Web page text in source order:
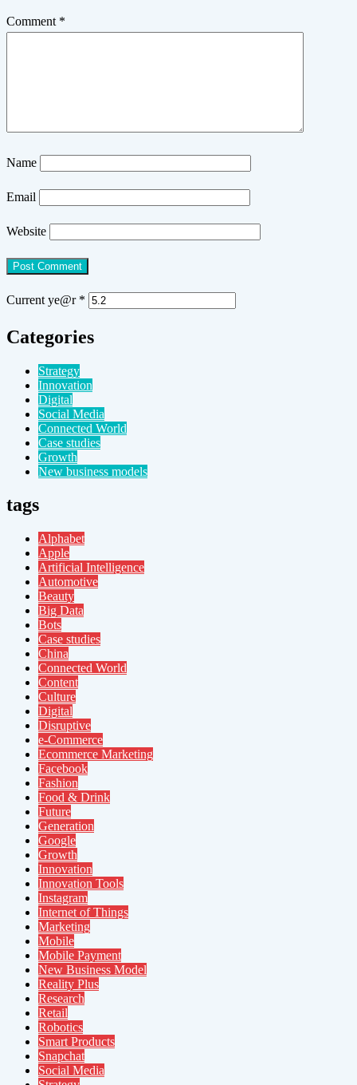
Comment *
Name
Email
Website
Current ye@r *
Categories
Strategy
Innovation
Digital
Social Media
Connected World
Case studies
Growth
New business models
tags
Alphabet
Apple
Artificial Intelligence
Automotive
Beauty
Big Data
Bots
Case studies
China
Connected World
Content
Culture
Digital
Disruptive
e-Commerce
Ecommerce Marketing
Facebook
Fashion
Food & Drink
Future
Generation
Google
Growth
Innovation
Innovation Tools
Instagram
Internet of Things
Marketing
Mobile
Mobile Payment
New Business Model
Reality Plus
Research
Retail
Robotics
Smart Products
Snapchat
Social Media